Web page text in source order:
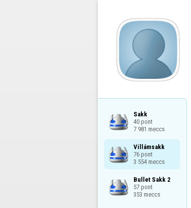
Sakk
40 pont
7 981 meccs
Villámsakk
76 pont
3 554 meccs
Bullet Sakk 2
57 pont
353 meccs